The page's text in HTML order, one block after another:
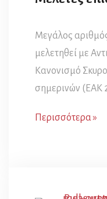
Μεγάλος
μελετηθεί με
Κανονισμό
σημερινών
Περισσότερα »